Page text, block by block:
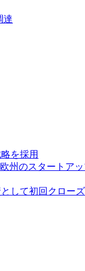
達
を採用
州のスタートア
して初回クロー